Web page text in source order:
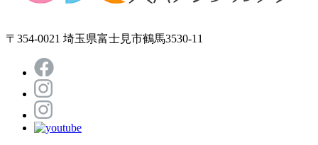
〒354-0021 埼玉県富士見市鶴馬3530-11